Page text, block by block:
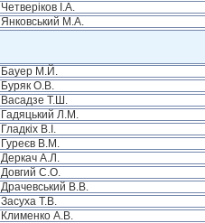
Четверіков І.А.
Янковський М.А.
Бауер М.Й.
Буряк О.В.
Васадзе Т.Ш.
Гадяцький Л.М.
Гладкіх В.І.
Гуреєв В.М.
Деркач А.Л.
Довгий С.О.
Драчевський В.В.
Засуха Т.В.
Клименко А.В.